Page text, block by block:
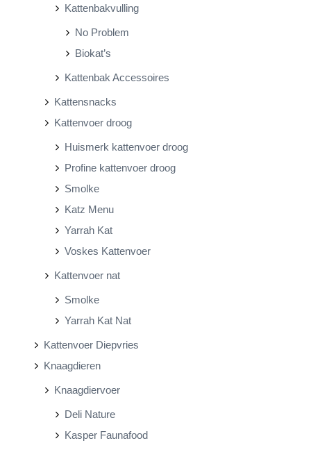
Kattenbakvulling
No Problem
Biokat’s
Kattenbak Accessoires
Kattensnacks
Kattenvoer droog
Huismerk kattenvoer droog
Profine kattenvoer droog
Smolke
Katz Menu
Yarrah Kat
Voskes Kattenvoer
Kattenvoer nat
Smolke
Yarrah Kat Nat
Kattenvoer Diepvries
Knaagdieren
Knaagdiervoer
Deli Nature
Kasper Faunafood